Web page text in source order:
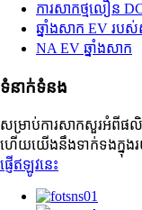
ការសាកថ្មលឿន
ឆ្នាំងសាក EV រប
NA EV ឆ្នាំងសាក
ទំនាក់ទំនង
សម្រាប់ការសាកសួរអំពីផ
ហើយយើងនឹងទាក់ទងក្នុង
ផ្ញើឥឡូវនេះ